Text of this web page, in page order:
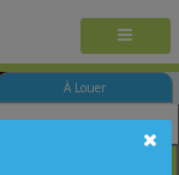
À Louer